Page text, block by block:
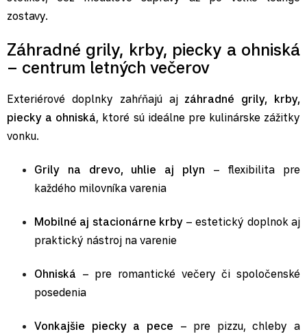
zostavy.
Záhradné grily, krby, piecky a ohniská
– centrum letných večerov
Exteriérové doplnky zahŕňajú aj záhradné grily, krby,
piecky a ohniská, ktoré sú ideálne pre kulinárske zážitky
vonku.
Grily na drevo, uhlie aj plyn – flexibilita pre
každého milovníka varenia
Mobilné aj stacionárne krby– estetický doplnok aj
praktický nástroj na varenie
Ohniská – pre romantické večery či spoločenské
posedenia
Vonkajšie piecky a pece – pre pizzu, chleby a